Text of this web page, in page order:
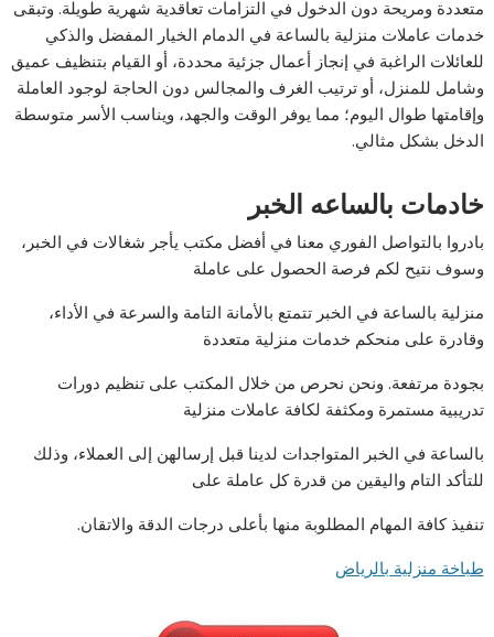
متعددة ومريحة دون الدخول في التزامات تعاقدية شهرية طويلة. وتبقى
خدمات عاملات منزلية بالساعة في الدمام الخيار المفضل والذكي
للعائلات الراغبة في إنجاز أعمال جزئية محددة، أو القيام بتنظيف عميق
وشامل للمنزل، أو ترتيب الغرف والمجالس دون الحاجة لوجود العاملة
وإقامتها طوال اليوم؛ مما يوفر الوقت والجهد، ويناسب الأسر متوسطة
الدخل بشكل مثالي.
خادمات بالساعه الخبر
بادروا بالتواصل الفوري معنا في أفضل مكتب يأجر شغالات في الخبر،
وسوف نتيح لكم فرصة الحصول على عاملة
منزلية بالساعة في الخبر تتمتع بالأمانة التامة والسرعة في الأداء،
وقادرة على منحكم خدمات منزلية متعددة
بجودة مرتفعة. ونحن نحرص من خلال المكتب على تنظيم دورات
تدريبية مستمرة ومكثفة لكافة عاملات منزلية
بالساعة في الخبر المتواجدات لدينا قبل إرسالهن إلى العملاء، وذلك
للتأكد التام واليقين من قدرة كل عاملة على
تنفيذ كافة المهام المطلوبة منها بأعلى درجات الدقة والاتقان.
طباخة منزلية بالرياض